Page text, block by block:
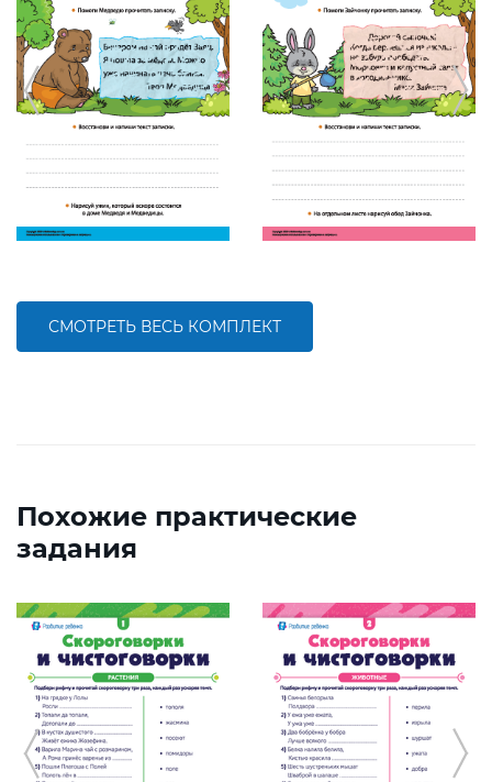
СМОТРЕТЬ ВЕСЬ КОМПЛЕКТ
Похожие практические
задания